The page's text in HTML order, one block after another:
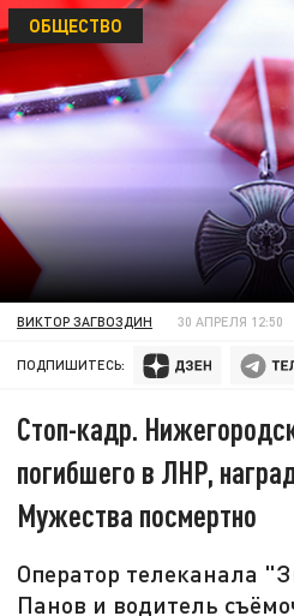
ОБЩЕСТВО
ВИКТОР ЗАГВОЗДИН 30 АПРЕЛЯ 12:50
ПОДПИШИТЕСЬ:
Стоп-кадр.
погибшего в ЛНР,
Мужества посмертно
Оператор телеканала
Панов и водитель